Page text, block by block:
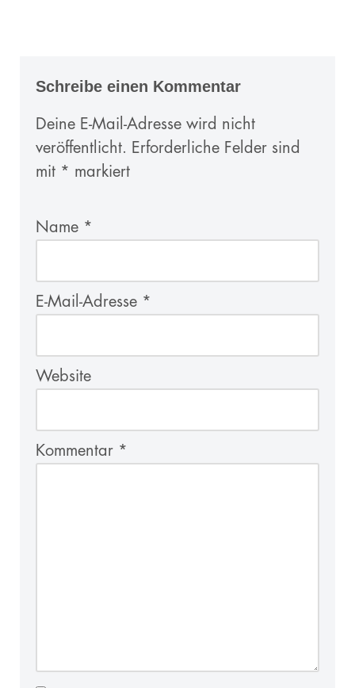
Schreibe einen Kommentar
Deine E-Mail-Adresse wird nicht
veröffentlicht. Erforderliche Felder sind
mit * markiert
Name *
E-Mail-Adresse *
Website
Kommentar *